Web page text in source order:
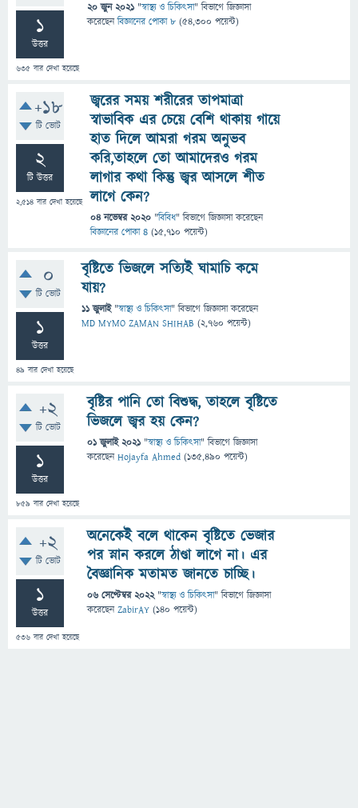
1
উত্তর
635 বার দেখা হয়েছে
20 জুন 2021 "স্বাস্থ্য ও চিকিৎসা" বিভাগে জিজ্ঞাসা
করেছেনবিজ্ঞানের পোকা ৮ (54,300 পয়েন্ট)
+18
টি ভোট
2
টি উত্তর
2,514 বার দেখা হয়েছে
জ্বরের সময় শরীরের তাপমাত্রা
স্বাভাবিক এর চেয়ে বেশি থাকায় গায়ে
হাত দিলে আমরা গরম অনুভব
করি,তাহলে তো আমাদেরও গরম
লাগার কথা কিন্তু জ্বর আসলে শীত
লাগে কেন?
04 নভেম্বর 2020 "বিবিধ" বিভাগে জিজ্ঞাসাকরেছেন
বিজ্ঞানের পোকা ৪ (15,710 পয়েন্ট)
0
টি ভোট
1
উত্তর
49 বার দেখা হয়েছে
বৃষ্টিতে ভিজলে সত্যিই ঘামাচি কমে
যায়?
11 জুলাই "স্বাস্থ্য ও চিকিৎসা" বিভাগে জিজ্ঞাসাকরেছেন
MD MYMO ZAMAN SHIHAB (2,760 পয়েন্ট)
+2
টি ভোট
1
উত্তর
859 বার দেখা হয়েছে
বৃষ্টির পানি তো বিশুদ্ধ, তাহলে বৃষ্টিতে
ভিজলে জ্বর হয় কেন?
01 জুলাই 2021 "স্বাস্থ্য ও চিকিৎসা" বিভাগে জিজ্ঞাসা
করেছেনHojayfa Ahmed (135,490 পয়েন্ট)
+2
টি ভোট
1
উত্তর
536 বার দেখা হয়েছে
অনেকেই বলে থাকেন বৃষ্টিতে ভেজার
পর স্নান করলে ঠাণ্ডা লাগে না। এর
বৈজ্ঞানিক মতামত জানতে চাচ্ছি।
06 সেপ্টেম্বর 2022 "স্বাস্থ্য ও চিকিৎসা" বিভাগে জিজ্ঞাসা
করেছেনZabirAY (140 পয়েন্ট)